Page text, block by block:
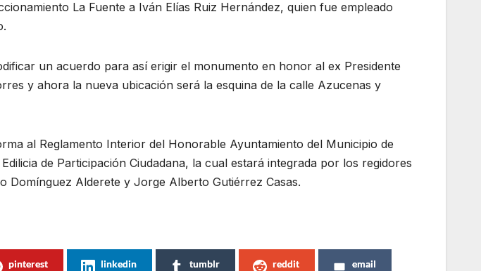
La Fuente a Iván Elías Ruiz Hernández, quien fue empleado
un acuerdo para así erigir el monumento en honor al ex Presidente
y ahora la nueva ubicación será la esquina de la calle Azucenas y
al Reglamento Interior del Honorable Ayuntamiento del Municipio de
de Participación Ciudadana, la cual estará integrada por los regidores
Domínguez Alderete y Jorge Alberto Gutiérrez Casas.
pinterest linkedin tumblr reddit email